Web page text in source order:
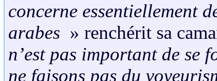
concerne essentiellement
arabes » renchérit sa
n’est pas important de se
ne faisons pas du